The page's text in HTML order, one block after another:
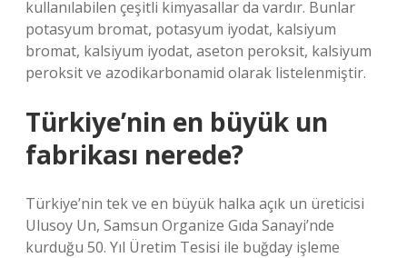
kullanılabilen çeşitli kimyasallar da vardır. Bunlar
potasyum bromat, potasyum iyodat, kalsiyum
bromat, kalsiyum iyodat, aseton peroksit, kalsiyum
peroksit ve azodikarbonamid olarak listelenmiştir.
Türkiye’nin en büyük un
fabrikası nerede?
Türkiye’nin tek ve en büyük halka açık un üreticisi
Ulusoy Un, Samsun Organize Gıda Sanayi’nde
kurduğu 50. Yıl Üretim Tesisi ile buğday işleme